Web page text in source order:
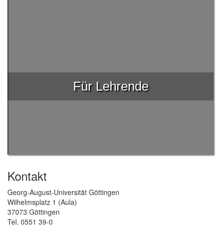
Für Lehrende
Kontakt
Georg-August-Universität Göttingen
Wilhelmsplatz 1 (Aula)
37073 Göttingen
Tel. 0551 39-0